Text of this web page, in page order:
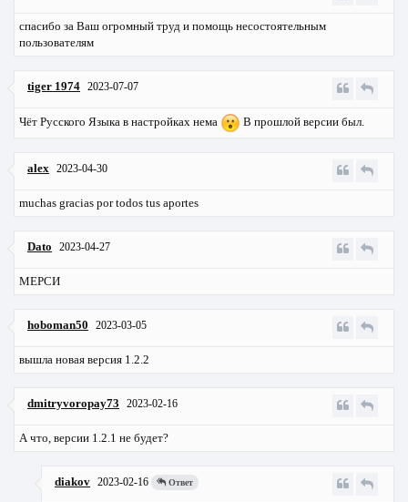
спасибо за Ваш огромный труд и помощь несостоятельным
пользователям
tiger 1974 2023-07-07
Чёт Русского Языка в настройках нема В прошлой версии был.
alex 2023-04-30
muchas gracias por todos tus aportes
Dato 2023-04-27
МЕРСИ
hoboman50 2023-03-05
вышла новая версия 1.2.2
dmitryvoropay73 2023-02-16
А что, версии 1.2.1 не будет?
diakov 2023-02-16 Ответ